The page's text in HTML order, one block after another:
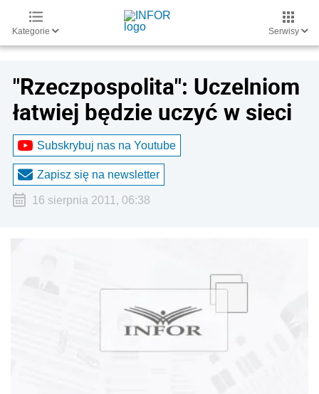
Kategorie Serwisy
"Rzeczpospolita": Uczelniom
łatwiej będzie uczyć w sieci
Subskrybuj nas na Youtube
Zapisz się na newsletter
16 sierpnia 2011, 06:38